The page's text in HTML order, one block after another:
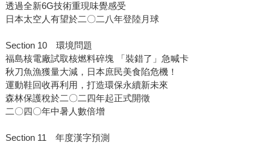
透過全新6G技術重現味覺感受
日本太空人有望於二〇二八年登陸月球
Section 10 環境問題
福島核電廠試取核燃料碎塊 「裝錯了」急喊卡
秋刀魚漁獲量大減，日本庶民美食陷危機！
運動鞋回收再利用，打造環保永續新未來
森林保護稅於二〇二四年起正式開徵
二〇四〇年中暑人數倍增
Section 11 年度漢字預測